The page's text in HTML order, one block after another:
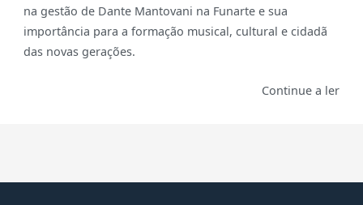
na gestão de Dante Mantovani na Funarte e sua
importância para a formação musical, cultural e cidadã
das novas gerações.
Continue a ler